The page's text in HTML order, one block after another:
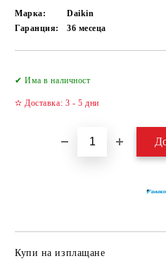
Марка:
Daikin
Гаранция:
36 месеца
✔ Има в наличност
✫ Доставка: 3 - 5 дни
Купи на изплащане